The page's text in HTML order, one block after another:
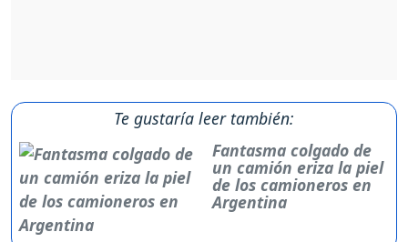
Te gustaría leer también:
Fantasma colgado de
un camión eriza la piel
de los camioneros en
Argentina